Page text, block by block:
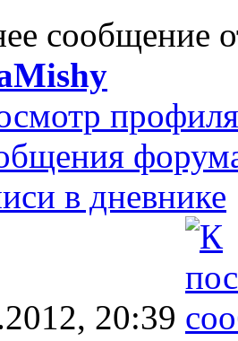
сообщение
профиля
в дневнике
20:39